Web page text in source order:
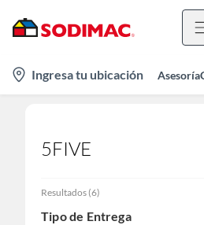
location-
icon
Ingresa tu ubicación Asesoría
5FIVE
Resultados (6)
Tipo de Entrega